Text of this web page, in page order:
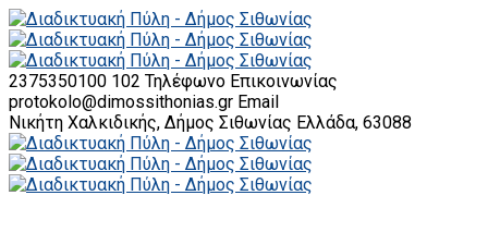
2375350100 102 Τηλέφωνο Επικοινωνίας
protokolo@dimossithonias.gr Email
Νικήτη Χαλκιδικής, Δήμος Σιθωνίας Ελλάδα, 63088